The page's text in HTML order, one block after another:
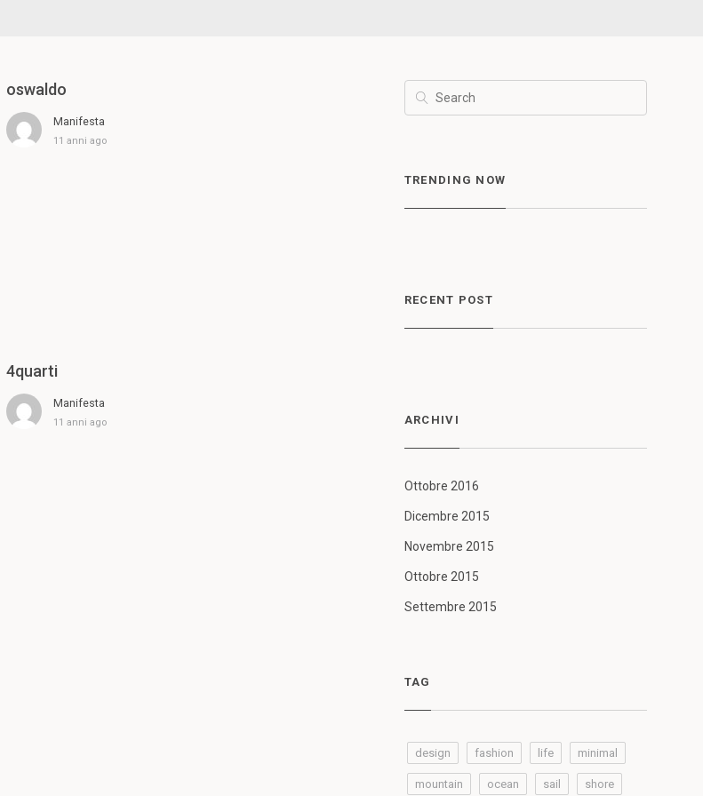
oswaldo
Manifesta
11 anni ago
4quarti
Manifesta
11 anni ago
TRENDING NOW
RECENT POST
ARCHIVI
Ottobre 2016
Dicembre 2015
Novembre 2015
Ottobre 2015
Settembre 2015
TAG
design fashion life minimal
mountain ocean sail shore